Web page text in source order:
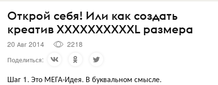
Открой себя! Или как создать
креатив XXXXXXXXXXL размера
20 Авг 2014
2218
Поделиться:
Шаг 1. Это МЕГА-Идея. В буквальном смысле.